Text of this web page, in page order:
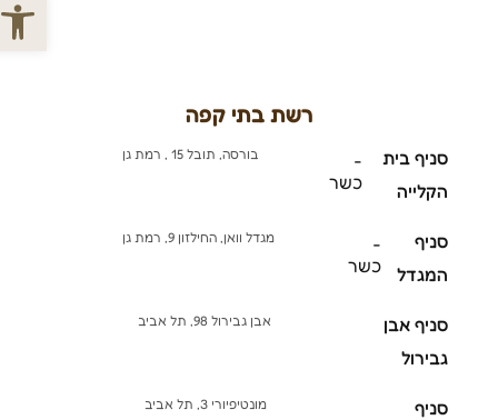
רשת בתי קפה
סניף בית
הקלייה
-
כשר
בורסה, תובל 15 , רמת גן
סניף
המגדל
-
כשר
מגדל וואן, החילזון 9, רמת גן
סניף אבן
גבירול
אבן גבירול 98, תל אביב
סניף
מונטיפיורי 3, תל אביב